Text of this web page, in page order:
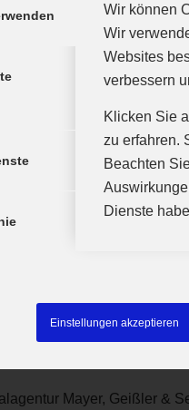
Wir können
Wir
Websites
verbessern
Klicken Sie
zu erfahren.
Beachten
Dienste
Einstellungen akzeptieren
Mayer, Geißler &